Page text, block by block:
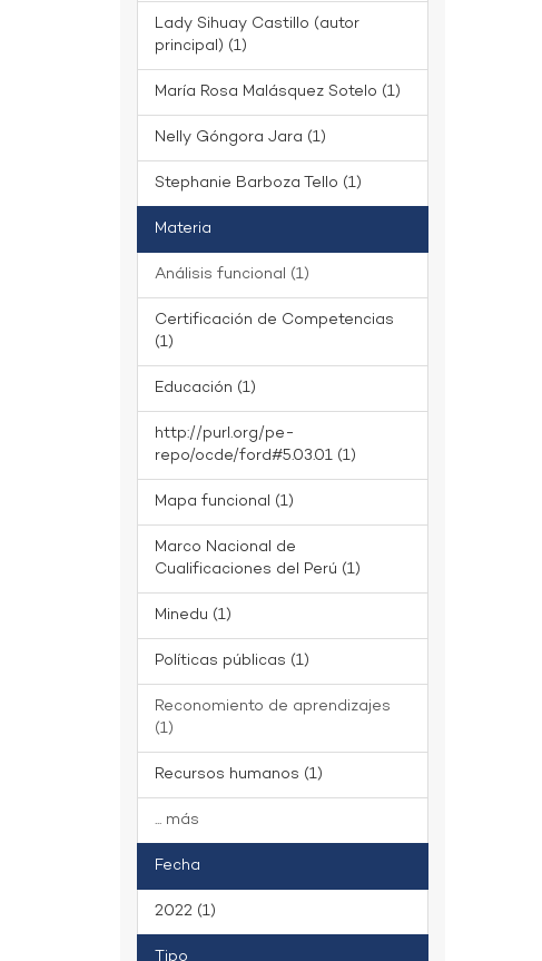
Lady Sihuay Castillo (autor
principal) (1)
María Rosa Malásquez Sotelo (1)
Nelly Góngora Jara (1)
Stephanie Barboza Tello (1)
Materia
Análisis funcional (1)
Certificación de Competencias
(1)
Educación (1)
http://purl.org/pe-
repo/ocde/ford#5.03.01 (1)
Mapa funcional (1)
Marco Nacional de
Cualificaciones del Perú (1)
Minedu (1)
Políticas públicas (1)
Reconomiento de aprendizajes
(1)
Recursos humanos (1)
... más
Fecha
2022 (1)